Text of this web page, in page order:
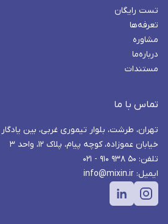
تست رایگان
تعرفه‌ها
مشاوره
درباره‌ما
مستندات
تماس با ما
تهران، طرشت، بلوار تیموری غربی، بین
خیابان عموزاده، کوچه پیام، پلاک ۱۲، واحد ۳
تلفن: ۵۰ ۹۳۸ ۹۱۰ - ۰۲۱
ایمیل: info@mixin.ir